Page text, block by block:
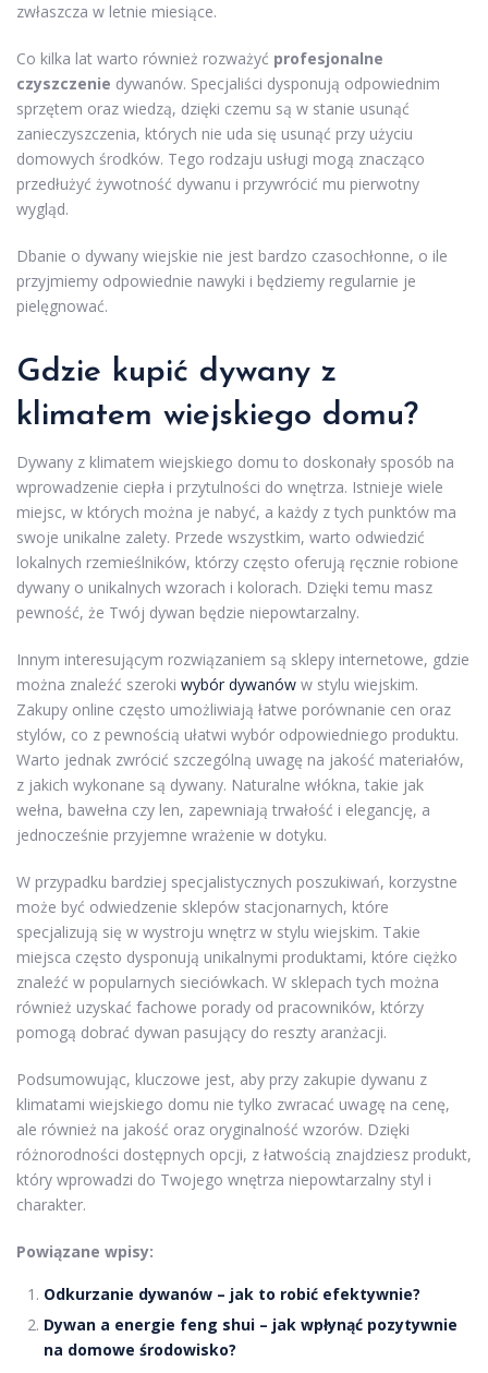
zwłaszcza w letnie miesiące.
Co kilka lat warto również rozważyć profesjonalne
czyszczenie dywanów. Specjaliści dysponują odpowiednim
sprzętem oraz wiedzą, dzięki czemu są w stanie usunąć
zanieczyszczenia, których nie uda się usunąć przy użyciu
domowych środków. Tego rodzaju usługi mogą znacząco
przedłużyć żywotność dywanu i przywrócić mu pierwotny
wygląd.
Dbanie o dywany wiejskie nie jest bardzo czasochłonne, o ile
przyjmiemy odpowiednie nawyki i będziemy regularnie je
pielęgnować.
Gdzie kupić dywany z
klimatem wiejskiego domu?
Dywany z klimatem wiejskiego domu to doskonały sposób na
wprowadzenie ciepła i przytulności do wnętrza. Istnieje wiele
miejsc, w których można je nabyć, a każdy z tych punktów ma
swoje unikalne zalety. Przede wszystkim, warto odwiedzić
lokalnych rzemieślników, którzy często oferują ręcznie robione
dywany o unikalnych wzorach i kolorach. Dzięki temu masz
pewność, że Twój dywan będzie niepowtarzalny.
Innym interesującym rozwiązaniem są sklepy internetowe, gdzie
można znaleźć szeroki wybór dywanów w stylu wiejskim.
Zakupy online często umożliwiają łatwe porównanie cen oraz
stylów, co z pewnością ułatwi wybór odpowiedniego produktu.
Warto jednak zwrócić szczególną uwagę na jakość materiałów,
z jakich wykonane są dywany. Naturalne włókna, takie jak
wełna, bawełna czy len, zapewniają trwałość i elegancję, a
jednocześnie przyjemne wrażenie w dotyku.
W przypadku bardziej specjalistycznych poszukiwań, korzystne
może być odwiedzenie sklepów stacjonarnych, które
specjalizują się w wystroju wnętrz w stylu wiejskim. Takie
miejsca często dysponują unikalnymi produktami, które ciężko
znaleźć w popularnych sieciówkach. W sklepach tych można
również uzyskać fachowe porady od pracowników, którzy
pomogą dobrać dywan pasujący do reszty aranżacji.
Podsumowując, kluczowe jest, aby przy zakupie dywanu z
klimatami wiejskiego domu nie tylko zwracać uwagę na cenę,
ale również na jakość oraz oryginalność wzorów. Dzięki
różnorodności dostępnych opcji, z łatwością znajdziesz produkt,
który wprowadzi do Twojego wnętrza niepowtarzalny styl i
charakter.
Powiązane wpisy:
Odkurzanie dywanów – jak to robić efektywnie?
Dywan a energie feng shui – jak wpłynąć pozytywnie
na domowe środowisko?